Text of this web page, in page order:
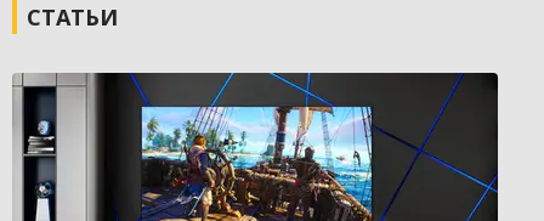
СТАТЬИ